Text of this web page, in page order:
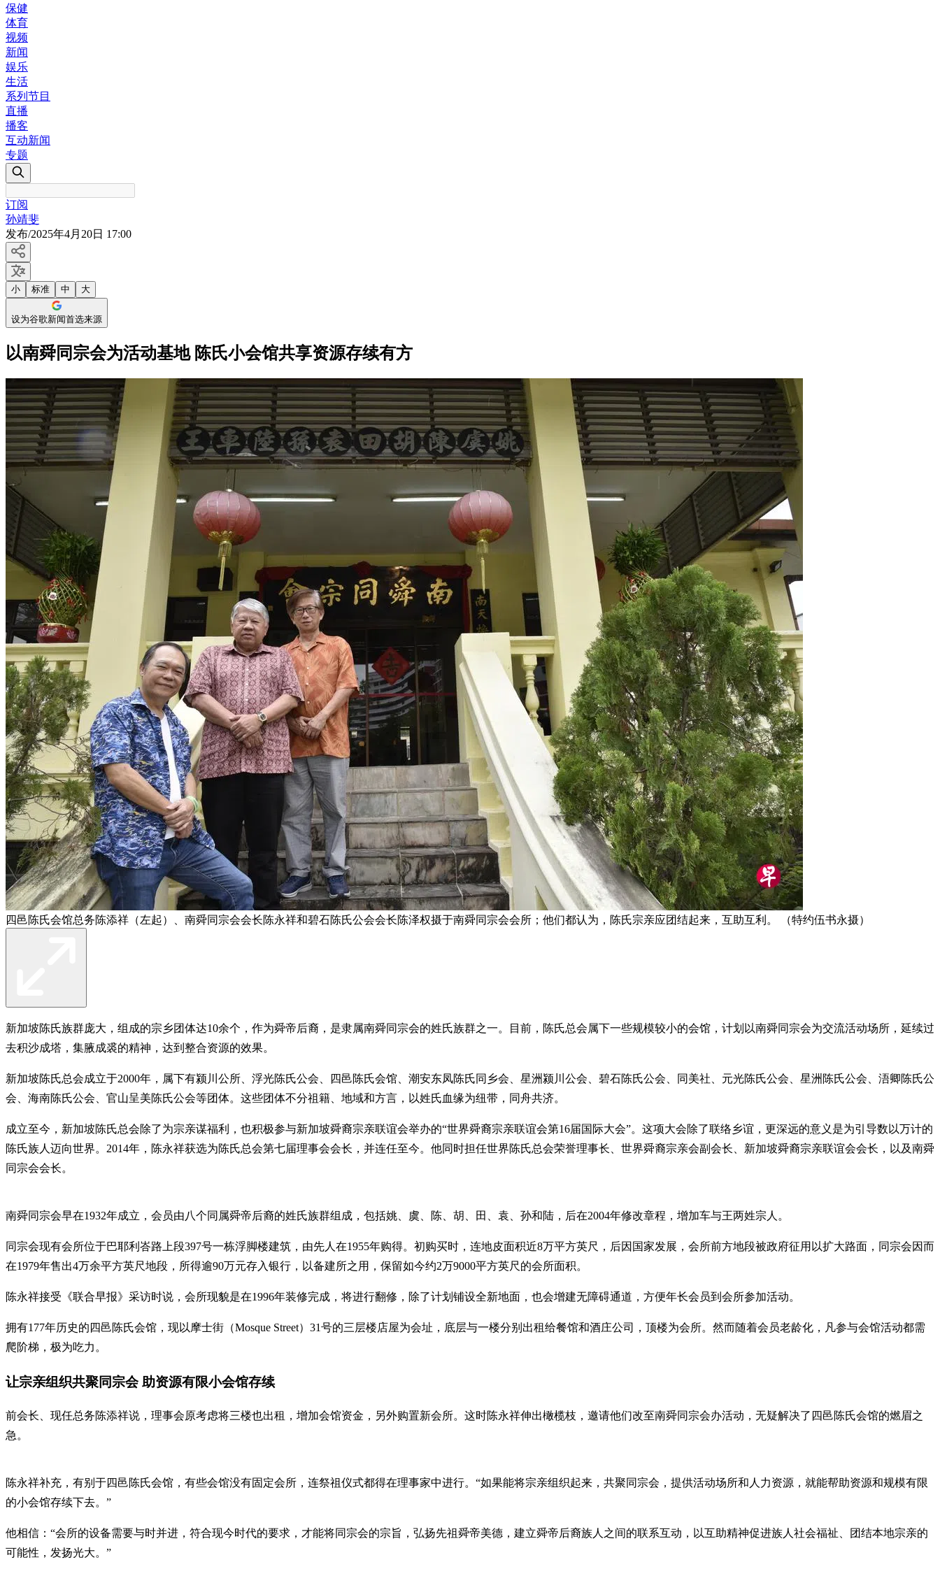
保健
体育
视频
新闻
娱乐
生活
系列节目
直播
播客
互动新闻
专题
订阅
孙靖斐
发布/2025年4月20日 17:00
小 标准 中 大
设为谷歌新闻首选来源
以南舜同宗会为活动基地 陈氏小会馆共享资源存续有方
四邑陈氏会馆总务陈添祥（左起）、南舜同宗会会长陈永祥和碧石陈氏公会会长陈泽权摄于南舜同宗会会所；他们都认为，陈氏宗亲应团结起来，互助互利。 （特约伍书永摄）
新加坡陈氏族群庞大，组成的宗乡团体达10余个，作为舜帝后裔，是隶属南舜同宗会的姓氏族群之一。目前，陈氏总会属下一些规模较小的会馆，计划以南舜同宗会为交流活动场所，延续过
去积沙成塔，集腋成裘的精神，达到整合资源的效果。
新加坡陈氏总会成立于2000年，属下有颍川公所、浮光陈氏公会、四邑陈氏会馆、潮安东凤陈氏同乡会、星洲颍川公会、碧石陈氏公会、同美社、元光陈氏公会、星洲陈氏公会、浯卿陈氏公
会、海南陈氏公会、官山呈美陈氏公会等团体。这些团体不分祖籍、地域和方言，以姓氏血缘为纽带，同舟共济。
成立至今，新加坡陈氏总会除了为宗亲谋福利，也积极参与新加坡舜裔宗亲联谊会举办的“世界舜裔宗亲联谊会第16届国际大会”。这项大会除了联络乡谊，更深远的意义是为引导数以万计的
陈氏族人迈向世界。2014年，陈永祥获选为陈氏总会第七届理事会会长，并连任至今。他同时担任世界陈氏总会荣誉理事长、世界舜裔宗亲会副会长、新加坡舜裔宗亲联谊会会长，以及南舜
同宗会会长。
南舜同宗会早在1932年成立，会员由八个同属舜帝后裔的姓氏族群组成，包括姚、虞、陈、胡、田、袁、孙和陆，后在2004年修改章程，增加车与王两姓宗人。
同宗会现有会所位于巴耶利峇路上段397号一栋浮脚楼建筑，由先人在1955年购得。初购买时，连地皮面积近8万平方英尺，后因国家发展，会所前方地段被政府征用以扩大路面，同宗会因而
在1979年售出4万余平方英尺地段，所得逾90万元存入银行，以备建所之用，保留如今约2万9000平方英尺的会所面积。
陈永祥接受《联合早报》采访时说，会所现貌是在1996年装修完成，将进行翻修，除了计划铺设全新地面，也会增建无障碍通道，方便年长会员到会所参加活动。
拥有177年历史的四邑陈氏会馆，现以摩士街（Mosque Street）31号的三层楼店屋为会址，底层与一楼分别出租给餐馆和酒庄公司，顶楼为会所。然而随着会员老龄化，凡参与会馆活动都需
爬阶梯，极为吃力。
让宗亲组织共聚同宗会 助资源有限小会馆存续
前会长、现任总务陈添祥说，理事会原考虑将三楼也出租，增加会馆资金，另外购置新会所。这时陈永祥伸出橄榄枝，邀请他们改至南舜同宗会办活动，无疑解决了四邑陈氏会馆的燃眉之
急。
陈永祥补充，有别于四邑陈氏会馆，有些会馆没有固定会所，连祭祖仪式都得在理事家中进行。“如果能将宗亲组织起来，共聚同宗会，提供活动场所和人力资源，就能帮助资源和规模有限
的小会馆存续下去。”
他相信：“会所的设备需要与时并进，符合现今时代的要求，才能将同宗会的宗旨，弘扬先祖舜帝美德，建立舜帝后裔族人之间的联系互动，以互助精神促进族人社会福祉、团结本地宗亲的
可能性，发扬光大。”